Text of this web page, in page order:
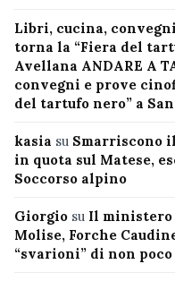
Libri, cucina,
torna la “Fiera del
Avellana ANDARE A
convegni e prove
del tartufo nero” a
kasia su Smarriscono
in quota sul Matese,
Soccorso alpino
Giorgio su Il ministero
Molise, Forche
“svarioni” di non